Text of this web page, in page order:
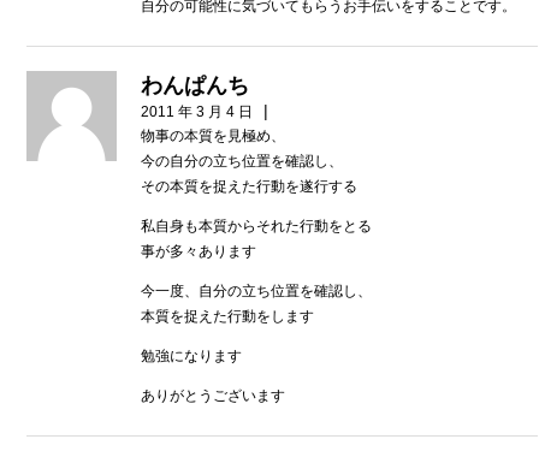
自分の可能性に気づいてもらうお手伝いをすることです。
わんぱんち
2011 年 3 月 4 日 |
物事の本質を見極め、
今の自分の立ち位置を確認し、
その本質を捉えた行動を遂行する
私自身も本質からそれた行動をとる
事が多々あります
今一度、自分の立ち位置を確認し、
本質を捉えた行動をします
勉強になります
ありがとうございます